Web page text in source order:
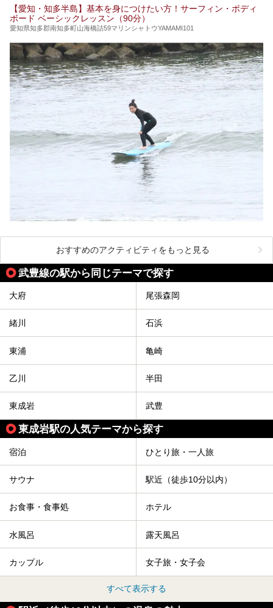
【愛知・知多半島】基本を身につけたい方！サーフィン・ボディ
ボード ベーシックレッスン（90分）
愛知県知多郡南知多町山海橋詰59マリンシャトウYAMAMI101
おすすめのアクティビティをもっと見る
武豊線の駅から同じテーマで探す
大府 尾張森岡
緒川 石浜
東浦 亀崎
乙川 半田
東成岩 武豊
東成岩駅の人気テーマから探す
宿泊 ひとり旅・一人旅
サウナ 駅近（徒歩10分以内）
お食事・食事処 ホテル
水風呂 露天風呂
カップル 女子旅・女子会
すべて表示する